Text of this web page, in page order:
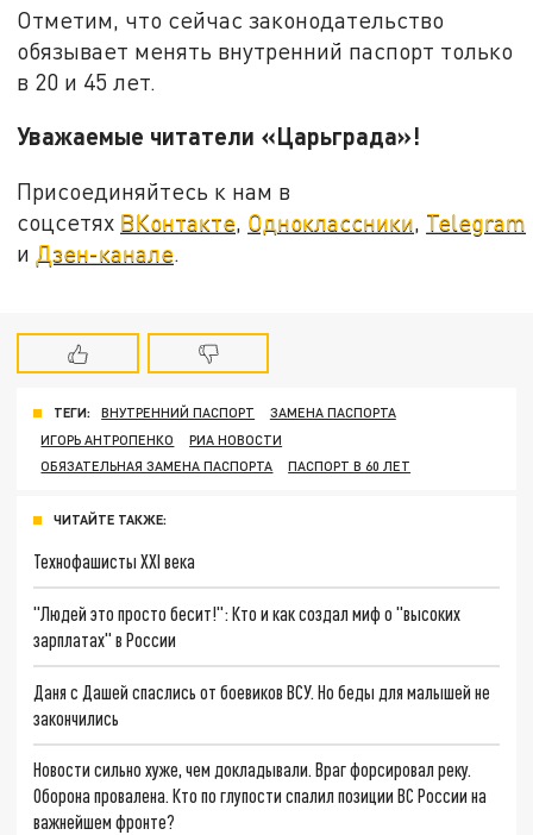
Отметим, что сейчас законодательство
обязывает менять внутренний паспорт только
в 20 и 45 лет.
Уважаемые читатели «Царьграда»!
Присоединяйтесь к нам в
соцсетях ВКонтакте, Одноклассники, Telegram
и Дзен-канале.
ТЕГИ: ВНУТРЕННИЙ ПАСПОРТ
ЗАМЕНА ПАСПОРТА
ИГОРЬ АНТРОПЕНКО
РИА НОВОСТИ
ОБЯЗАТЕЛЬНАЯ ЗАМЕНА ПАСПОРТА
ПАСПОРТ В 60 ЛЕТ
ЧИТАЙТЕ ТАКЖЕ:
Технофашисты XXI века
"Людей это просто бесит!": Кто и как создал миф о "высоких
зарплатах" в России
Даня с Дашей спаслись от боевиков ВСУ. Но беды для малышей не
закончились
Новости сильно хуже, чем докладывали. Враг форсировал реку.
Оборона провалена. Кто по глупости спалил позиции ВС России на
важнейшем фронте?